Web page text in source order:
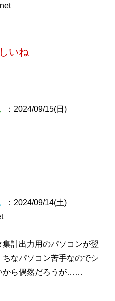
いね
：2024/09/15(日)
：2024/09/14(土)
計出力用のパソコンが翌
なパソコン苦手なのでシ
から偶然だろうが……